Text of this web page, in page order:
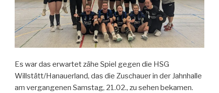
Es war das erwartet zähe Spiel gegen die HSG
Willstätt/Hanauerland, das die Zuschauer in der Jahnhalle
am vergangenen Samstag, 21.02., zu sehen bekamen.